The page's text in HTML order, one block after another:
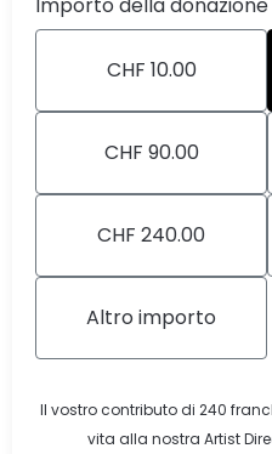
CHF 10.00
CHF 90.00
CHF 240.00
Altro importo
Il vostro contributo di 240
vita alla nostra Artist